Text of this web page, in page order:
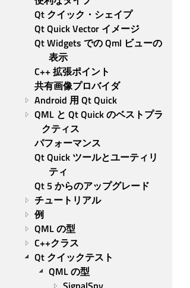
Qt クイック・シェイプ
Qt Quick Vector イメージ
Qt Widgets での Qml ビューの
表示
C++ 拡張ポイント
共有画像プロバイダ
Android 用 Qt Quick
QML と Qt Quick のベストプラ
クティス
パフォーマンス
Qt Quick ツールとユーティリ
ティ
Qt 5 からのアップグレード
チュートリアル
例
QML の型
C++クラス
Qt クイックテスト
QML の型